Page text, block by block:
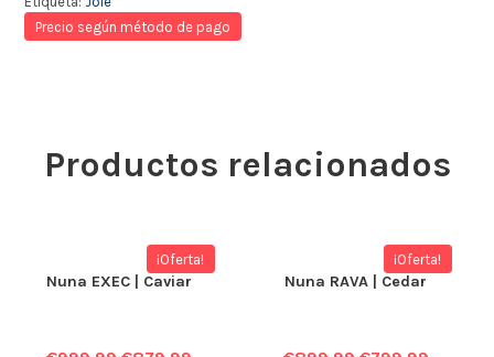
Precio según método de pago
Productos relacionados
¡Oferta!
Nuna EXEC | Caviar
¡Oferta!
Nuna RAVA | Cedar